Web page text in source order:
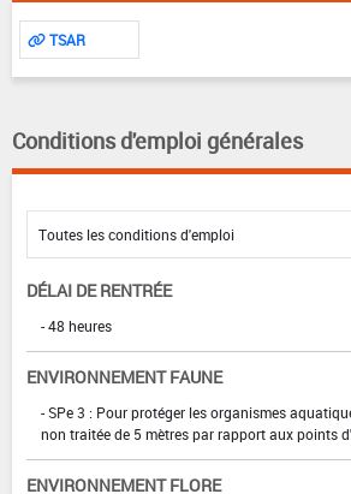
TSAR
Conditions d'emploi générales
DÉLAI DE RENTRÉE
- 48 heures
ENVIRONNEMENT FAUNE
- SPe 3 : Pour protéger les organismes
non traitée de 5 mètres par rapport aux points
ENVIRONNEMENT FLORE